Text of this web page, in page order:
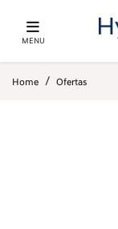
MENU
Home Ofertas